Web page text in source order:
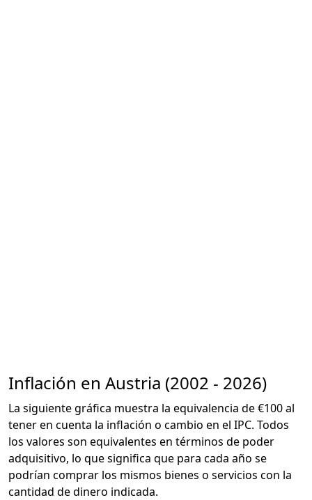
Inflación en Austria (2002 - 2026)
La siguiente gráfica muestra la equivalencia de €100 al
tener en cuenta la inflación o cambio en el IPC. Todos
los valores son equivalentes en términos de poder
adquisitivo, lo que significa que para cada año se
podrían comprar los mismos bienes o servicios con la
cantidad de dinero indicada.